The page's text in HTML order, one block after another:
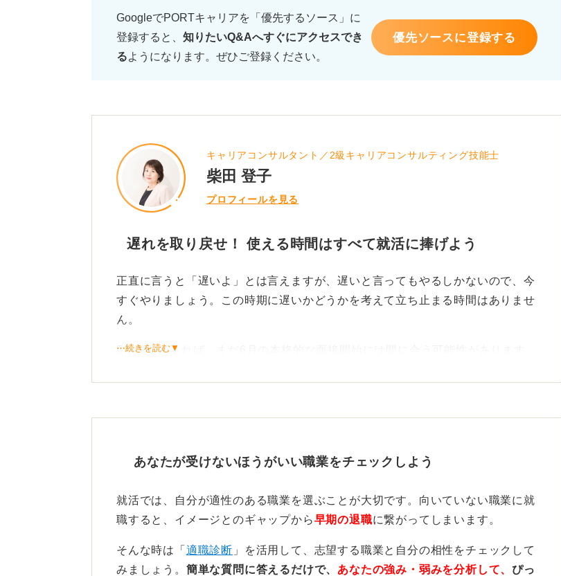
き行動を教えてください。
GoogleでPORTキャリアを「優先するソース」に
登録すると、 知りたいQ&Aへすぐにアクセスでき
るようになります。ぜひご登録ください。
優先ソースに登録する
キャリアコンサルタント／2級キャリアコンサルティング技能士
柴田 登子
プロフィールを見る
遅れを取り戻せ！ 使える時間はすべて就活に捧げよう
正直に言うと「遅いよ」とは言えますが、遅いと言ってもやるしかないので、今
すぐやりましょう。この時期に遅いかどうかを考えて立ち止まる時間はありませ
ん。
5月からであれば、まだ6月の本格的な面接開始には間に合う可能性があります。
すから、エントリーできるところは片っ端からエントリーしていくことを優先し
そして、エントリーを先行させながら、同時並行で自己分析や企業情報収集を進
あとから「ここ違ったな」と思ったら、抑えにしても良いですし、お断りしても
⋯続きを読む▼
あなたが受けないほうがいい職業をチェックしよう
就活では、自分が適性のある職業を選ぶことが大切です。向いていない職業に就
職すると、イメージとのギャップから早期の退職に繋がってしまいます。
そんな時は「 適職診断 」を活用して、志望する職業と自分の相性をチェックして
みましょう。 簡単な質問に答えるだけで、 あなたの強み・弱みを分析して、 ぴっ